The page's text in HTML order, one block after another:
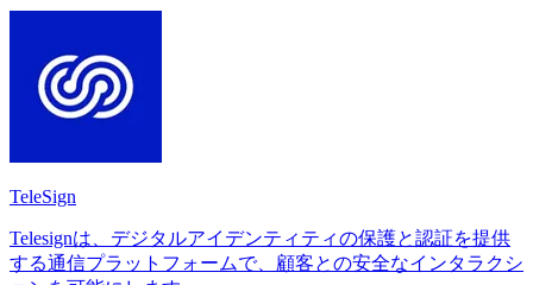
TeleSign
Telesignは、デジタルアイデンティティの保護と認証を提供
する通信プラットフォームで、顧客との安全なインタラクシ